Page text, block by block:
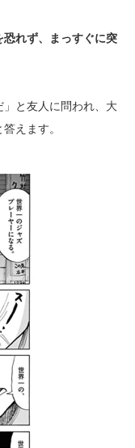
れず、まっすぐに突
」と友人に問われ、大
えます。